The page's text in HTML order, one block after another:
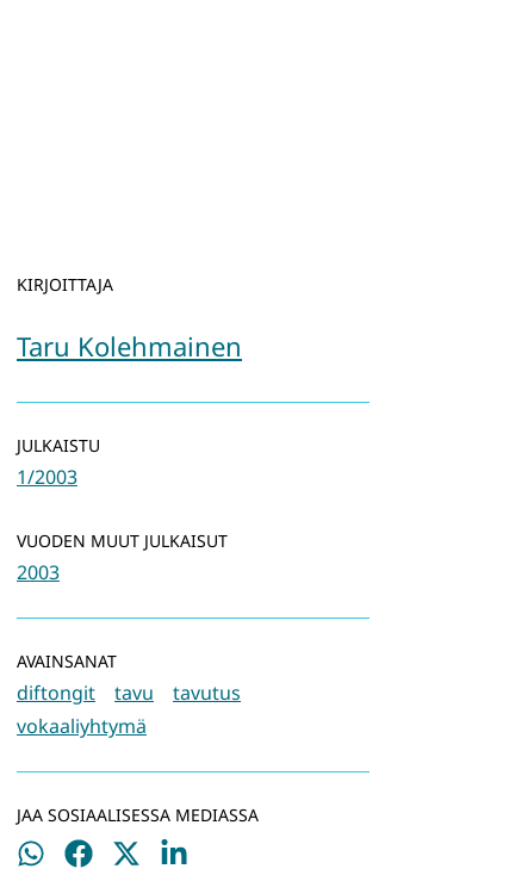
KIRJOITTAJA
Taru Kolehmainen
JULKAISTU
1/2003
VUODEN MUUT JULKAISUT
2003
AVAINSANAT
diftongit tavu
tavutus
vokaaliyhtymä
JAA SOSIAALISESSA MEDIASSA
Jaa
Jaa
Jaa
Jaa